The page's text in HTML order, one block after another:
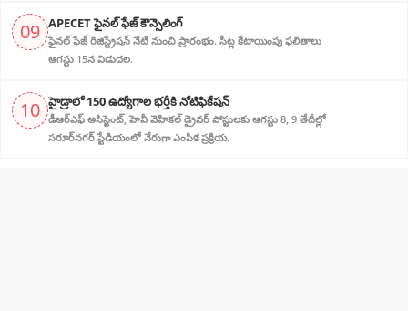
09 APECET ఫైనల్ ఫేజ్ కౌన్సెలింగ్
ఫైనల్ ఫేజ్ రిజిస్ట్రేషన్ నేటి నుంచి ప్రారంభం. సీట్ల కేటాయింపు ఫలితాలు
ఆగస్టు 15న విడుదల.
10 హైడ్రాలో 150 ఉద్యోగాల భర్తీకి నోటిఫికేషన్
డీఆర్‌ఎఫ్ అసిస్టెంట్, హెవీ వెహికల్ డ్రైవర్ పోస్టులకు ఆగస్టు 8, 9 తేదీల్లో
సరూర్‌నగర్ స్టేడియంలో నేరుగా ఎంపిక ప్రక్రియ.